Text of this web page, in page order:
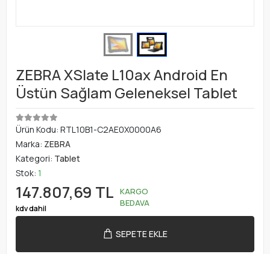
ZEBRA XSlate L10ax Android En
Üstün Sağlam Geleneksel Tablet
Ürün Kodu: RTL10B1-C2AE0X0000A6
Marka: ZEBRA
Kategori: Tablet
Stok: 1
147.807,69 TL
kdv dahil
KARGO
BEDAVA
SEPETE EKLE